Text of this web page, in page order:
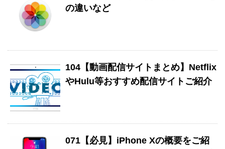
の違いなど
104【動画配信サイトまとめ】Netflix
やHulu等おすすめ配信サイトご紹介
071【必見】iPhone Xの概要をご紹